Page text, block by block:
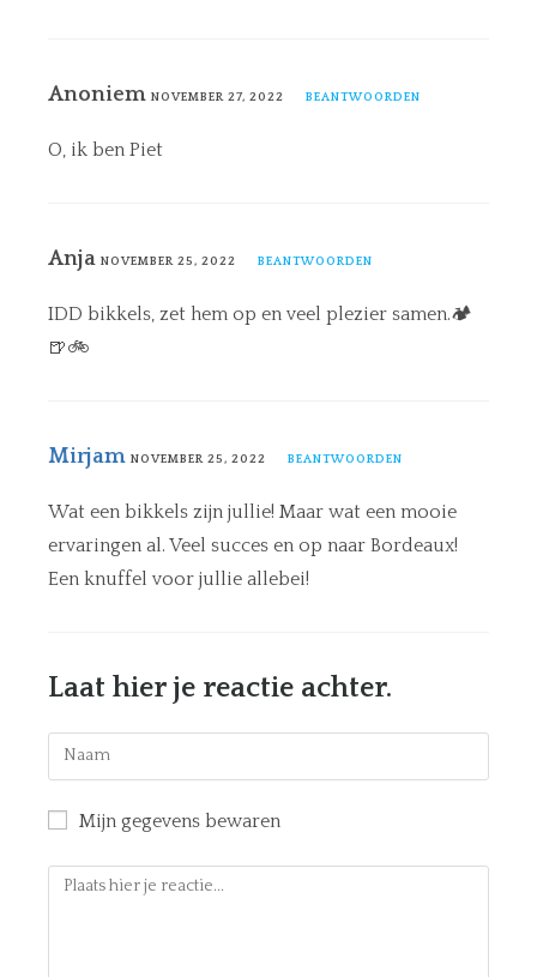
Anoniem NOVEMBER 27, 2022 BEANTWOORDEN
O, ik ben Piet
Anja NOVEMBER 25, 2022 BEANTWOORDEN
IDD bikkels, zet hem op en veel plezier samen.🏕
🍺🚲
Mirjam NOVEMBER 25, 2022 BEANTWOORDEN
Wat een bikkels zijn jullie! Maar wat een mooie
ervaringen al. Veel succes en op naar Bordeaux!
Een knuffel voor jullie allebei!
Laat hier je reactie achter.
Mijn gegevens bewaren